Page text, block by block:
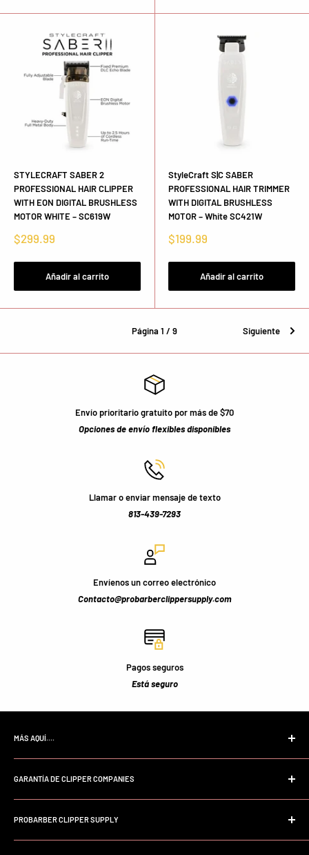
STYLECRAFT SABER 2
PROFESSIONAL HAIR CLIPPER
WITH EON DIGITAL BRUSHLESS
MOTOR WHITE – SC619W
Precio
venta
$299.99
Añadir al carrito
StyleCraft S|C SABER
PROFESSIONAL HAIR TRIMMER
WITH DIGITAL BRUSHLESS
MOTOR – White SC421W
Precio
venta
$199.99
Añadir al carrito
Página 1 / 9 Siguiente
Envío prioritario gratuito por más de $70
Opciones de envío flexibles disponibles
Llamar o enviar mensaje de texto
813-439-7293
Envíenos un correo electrónico
Contacto@probarberclippersupply.com
Pagos seguros
Está seguro
MÁS AQUÍ....
Página de inicio
Buscar
Preguntas frecuentes
Sobre nosotros
Política de la tienda
GARANTÍA DE CLIPPER COMPANIES
Garantía profesional Andis
Garantía profesional Wahl
Garantía profesional Babyliss
PROBARBER CLIPPER SUPPLY
Bienvenido a Probarberclippersupply. Somos una tienda en línea